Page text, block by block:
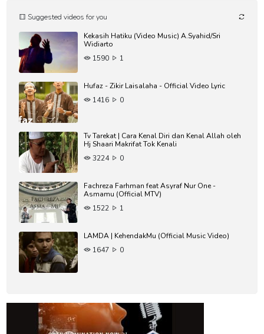
Suggested videos for you
Kekasih Hatiku (Video Music) A.Syahid/Sri
Widiarto
1590
1
Hufaz - Zikir Laisalaha - Official Video Lyric
1416
0
Tv Tarekat | Cara Kenal Diri dan Kenal Allah oleh
Hj Shaari Makrifat Tok Kenali
3224
0
Fachreza Farhman feat Asyraf Nur One -
Asmamu (Official MTV)
1522
1
LAMDA | KehendakMu (Official Music Video)
1647
0